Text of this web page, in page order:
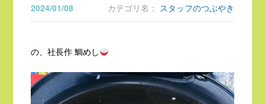
2024/01/08 カテゴリ名： スタッフのつぶやき
の、社長作 鯛めし